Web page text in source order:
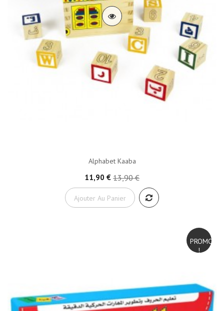
Alphabet Kaaba
11,90 € 13,90 €
Ajouter Au Panier
PROMO
!